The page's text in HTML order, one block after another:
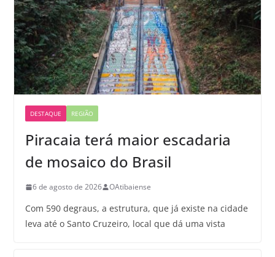
DESTAQUE REGIÃO
Piracaia terá maior escadaria
de mosaico do Brasil
6 de agosto de 2026 OAtibaiense
Com 590 degraus, a estrutura, que já existe na cidade
leva até o Santo Cruzeiro, local que dá uma vista